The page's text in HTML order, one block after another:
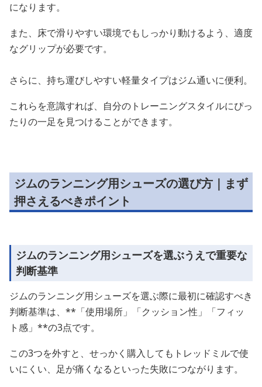
になります。
また、床で滑りやすい環境でもしっかり動けるよう、適度
なグリップが必要です。
さらに、持ち運びしやすい軽量タイプはジム通いに便利。
これらを意識すれば、自分のトレーニングスタイルにぴっ
たりの一足を見つけることができます。
ジムのランニング用シューズの選び方｜まず
押さえるべきポイント
ジムのランニング用シューズを選ぶうえで重要な
判断基準
ジムのランニング用シューズを選ぶ際に最初に確認すべき
判断基準は、**「使用場所」「クッション性」「フィッ
ト感」**の3点です。
この3つを外すと、せっかく購入してもトレッドミルで使
いにくい、足が痛くなるといった失敗につながります。